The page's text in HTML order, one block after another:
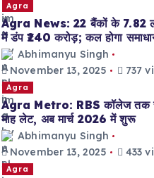
Agra
Agra News: 22 बैंकों के 7.82
में डंप ₹240 करोड़; कल होगा
Abhimanyu Singh
November 13, 2025
737
Agra
Agra Metro: RBS कॉलेज तक
माह लेट, अब मार्च 2026 में शुरू
Abhimanyu Singh
November 13, 2025
433
Agra